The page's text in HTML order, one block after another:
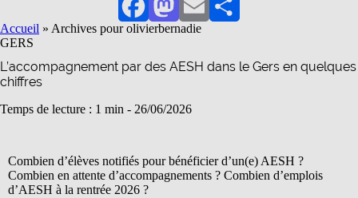
FacebookMastodon
EmailPartager
Accueil » Archives pour olivierbernadie
GERS
L’accompagnement par des AESH dans le Gers en quelques
chiffres
Temps de lecture : 1 min - 26/06/2026
Combien d’élèves notifiés pour bénéficier d’un(e) AESH ?
Combien en attente d’accompagnements ? Combien d’emplois
d’AESH à la rentrée 2026 ?